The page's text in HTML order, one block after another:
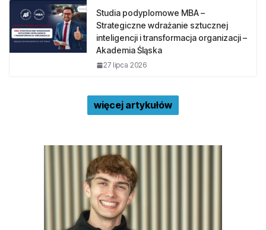
Studia podyplomowe MBA –
Strategiczne wdrażanie sztucznej
inteligencji i transformacja organizacji –
Akademia Śląska
27 lipca 2026
więcej artykułów